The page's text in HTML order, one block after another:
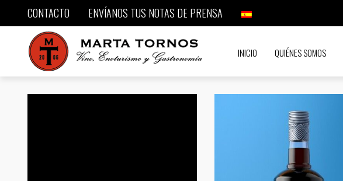
CONTACTO ENVÍANOS TUS NOTAS DE PRENSA
INICIO QUIÉNES SOMOS